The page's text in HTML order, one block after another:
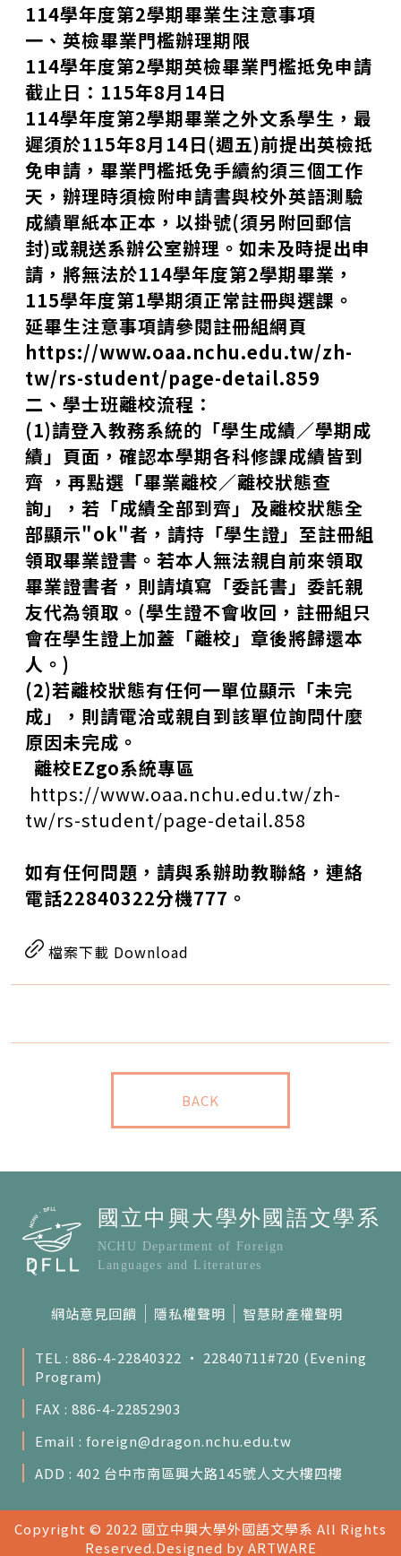
114學年度第2學期畢業生注意事項
一、英檢畢業門檻辦理期限
114學年度第2學期英檢畢業門檻抵免申請
截止日： 115年8月 14日
114學年度第2學期畢業之外文系學生，最
遲須於115年8月 14日(週五)前提出英檢抵
免申請，畢業門檻抵免手續約須三個工作
天，辦理時須檢附申請書與校外英語測驗
成績單紙本正本，以掛號(須另附回郵信
封)或親送系辦公室辦理。 如未及時提出申
請，將無法於114學年度第2學期畢業，
115學年度第1學期須正常註冊與選課。
延畢生注意事項請參閱註冊組網頁
https://www.oaa.nchu.edu.tw/zh-
tw/rs-student/page-detail.859
二、學士班離校流程：
(1)請登入教務系統的「學生成績／學期成
績」頁面，確認本學期各科修課成績皆到
齊 ，再點選「畢業離校／離校狀態查
詢」，若「成績全部到齊」及離校狀態全
部顯示"ok"者，請持「學生證」至註冊組
領取畢業證書。 若本人無法親自前來領取
畢業證書者，則請填寫「委託書」委託親
友代為領取。 (學生證不會收回，註冊組只
會在學生證上加蓋「離校」章後將歸還本
人。 )
(2)若離校狀態有任何一單位顯示「未完
成」，則請電洽或親自到該單位詢問什麼
原因未完成。
離校EZgo系統專區
https://www.oaa.nchu.edu.tw/zh-
tw/rs-student/page-detail.858
如有任何問題，請與系辦助教聯絡，連絡
電話22840322分機777 。
檔案下載 Download
BACK
網站意見回饋 隱私權聲明 智慧財產權聲明
TEL : 886-4-22840322 ‧ 22840711#720 (Evening
Program)
FAX : 886-4-22852903
Email : foreign@dragon.nchu.edu.tw
ADD : 402 台中市南區興大路145號人文大樓四樓
Copyright © 2022 國立中興大學外國語文學系 All Rights
Reserved.Designed by ARTWARE